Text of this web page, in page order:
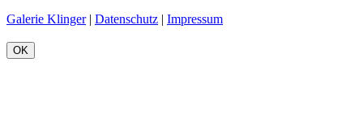
Galerie Klinger| Datenschutz | Impressum
OK